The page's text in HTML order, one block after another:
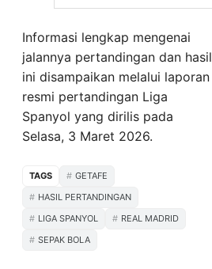
Informasi lengkap mengenai
jalannya pertandingan dan hasil
ini disampaikan melalui laporan
resmi pertandingan Liga
Spanyol yang dirilis pada
Selasa, 3 Maret 2026.
TAGS
GETAFE
HASIL PERTANDINGAN
LIGA SPANYOL
REAL MADRID
SEPAK BOLA